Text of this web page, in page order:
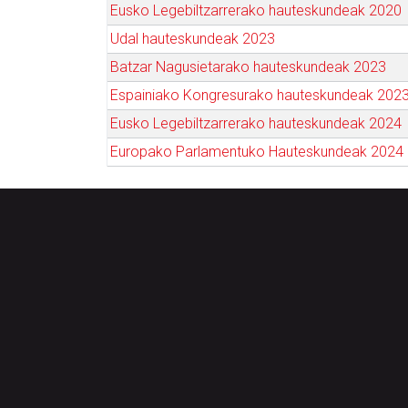
Eusko Legebiltzarrerako hauteskundeak 2020
Udal hauteskundeak 2023
Batzar Nagusietarako hauteskundeak 2023
Espainiako Kongresurako hauteskundeak
Eusko Legebiltzarrerako hauteskundeak 2024
Europako Parlamentuko Hauteskundeak 2024